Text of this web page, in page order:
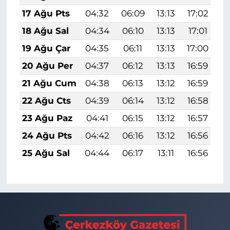
17 Ağu Pts
04:32 06:09 13:13 17:02
18 Ağu Sal
04:34 06:10 13:13 17:01
19 Ağu Çar
04:35 06:11 13:13 17:00
20 Ağu Per
04:37 06:12 13:13 16:59
21 Ağu Cum
04:38 06:13 13:12 16:59
22 Ağu Cts
04:39 06:14 13:12 16:58
23 Ağu Paz
04:41 06:15 13:12 16:57
24 Ağu Pts
04:42 06:16 13:12 16:56
25 Ağu Sal
04:44 06:17 13:11 16:56